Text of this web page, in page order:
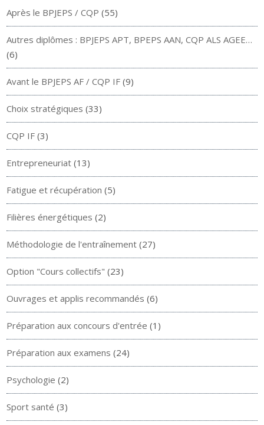
Après le BPJEPS / CQP (55)
Autres diplômes : BPJEPS APT, BPEPS AAN, CQP ALS AGEE…
(6)
Avant le BPJEPS AF / CQP IF (9)
Choix stratégiques (33)
CQP IF (3)
Entrepreneuriat (13)
Fatigue et récupération (5)
Filières énergétiques (2)
Méthodologie de l'entraînement (27)
Option "Cours collectifs" (23)
Ouvrages et applis recommandés (6)
Préparation aux concours d'entrée (1)
Préparation aux examens (24)
Psychologie (2)
Sport santé (3)